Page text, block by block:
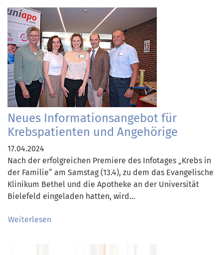
Neues Informationsangebot für
Krebspatienten und Angehörige
17.04.2024
Nach der erfolgreichen Premiere des Infotages „Krebs in
der Familie“ am Samstag (13.4), zu dem das Evangelische
Klinikum Bethel und die Apotheke an der Universität
Bielefeld eingeladen hatten, wird…
Weiterlesen